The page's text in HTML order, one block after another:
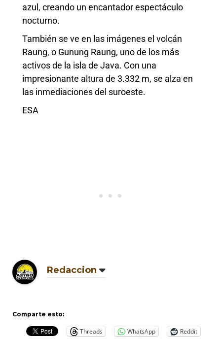
azul, creando un encantador espectáculo
nocturno.
También se ve en las imágenes el volcán
Raung, o Gunung Raung, uno de los más
activos de la isla de Java. Con una
impresionante altura de 3.332 m, se alza en
las inmediaciones del suroeste.
ESA
Redaccion
Comparte esto:
Threads WhatsApp
Reddit